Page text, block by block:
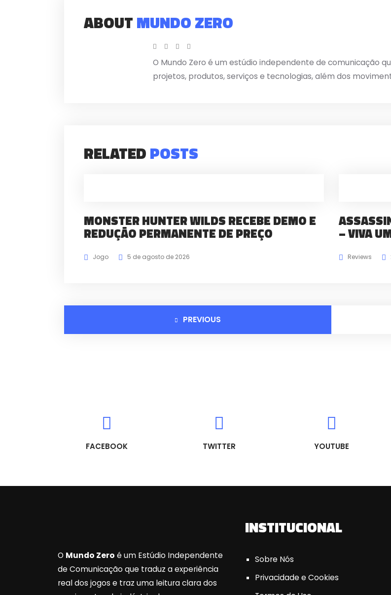
ABOUTMUNDO ZERO
O Mundo Zero é um estúdio independente de comunicação
projetos, produtos, serviços e tecnologias, além dos
RELATEDPOSTS
MONSTER HUNTER WILDS RECEBE DEMO E
REDUÇÃO PERMANENTE DE PREÇO
Jogo 5 de agosto de 2026
– VIVA
Reviews
PREVIOUS
FACEBOOK TWITTER YOUTUBE
O Mundo Zero é um Estúdio Independente
de Comunicação que traduz a experiência
real dos jogos e traz uma leitura clara dos
INSTITUCIONAL
Sobre Nós
Privacidade e Cookies